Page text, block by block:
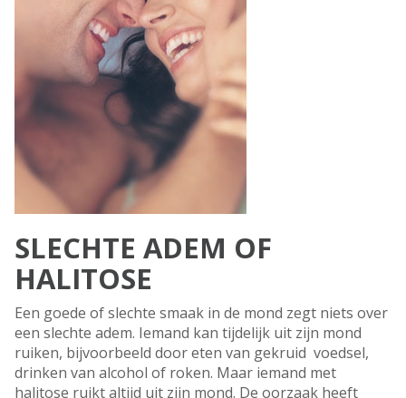
SLECHTE ADEM OF
HALITOSE
Een goede of slechte smaak in de mond zegt niets over
een slechte adem. Iemand kan tijdelijk uit zijn mond
ruiken, bijvoorbeeld door eten van gekruid voedsel,
drinken van alcohol of roken. Maar iemand met
halitose ruikt altijd uit zijn mond. De oorzaak heeft